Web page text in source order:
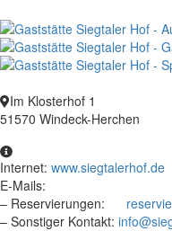
Im Klosterhof 1
51570 Windeck-Herchen
Internet: www.siegtalerhof.de
E-Mails:
– Reservierungen:
– Sonstiger Kontakt: